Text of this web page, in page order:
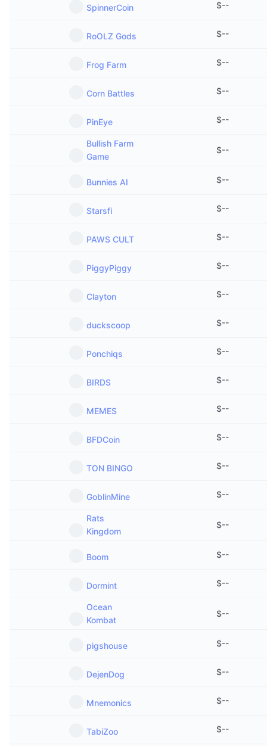
SpinnerCoin $--
RoOLZ Gods $--
Frog Farm $--
Corn Battles $--
PinEye $--
Bullish Farm
Game
$--
Bunnies AI $--
Starsfi $--
PAWS CULT $--
PiggyPiggy $--
Clayton $--
duckscoop $--
Ponchiqs $--
BIRDS $--
MEMES $--
BFDCoin $--
TON BINGO $--
GoblinMine $--
Rats
Kingdom
$--
Boom $--
Dormint $--
Ocean
Kombat
$--
pigshouse $--
DejenDog $--
Mnemonics $--
TabiZoo $--